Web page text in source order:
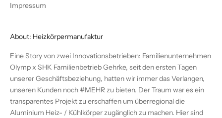
Impressum
About: Heizkörpermanufaktur
Eine Story von zwei Innovationsbetrieben: Familienunternehmen
Olymp x SHK Familienbetrieb Gehrke, seit den ersten Tagen
unserer Geschäftsbeziehung, hatten wir immer das Verlangen,
unseren Kunden noch #MEHR zu bieten. Der Traum war es ein
transparentes Projekt zu erschaffen um überregional die
Aluminium Heiz- / Kühlkörper zugänglich zu machen. Hier sind